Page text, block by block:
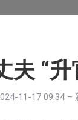
夫 “升
11-17 09:34–